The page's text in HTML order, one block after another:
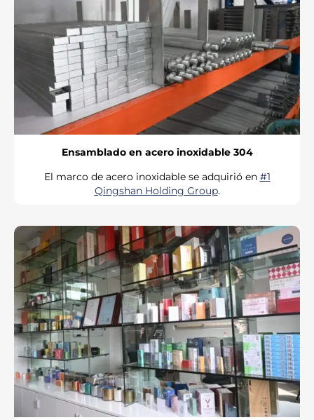
Ensamblado en acero inoxidable 304
El marco de acero inoxidable se adquirió en #1
Qingshan Holding Group.